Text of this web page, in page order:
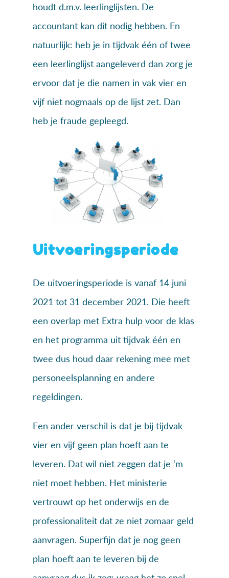
houdt d.m.v. leerlinglijsten. De
accountant kan dit nodig hebben. En
natuurlijk: heb je in tijdvak één of twee
een leerlinglijst aangeleverd dan zorg je
ervoor dat je die namen in vak vier en
vijf niet nogmaals op de lijst zet. Dan
heb je fraude gepleegd.
Uitvoeringsperiode
De uitvoeringsperiode is vanaf 14 juni
2021 tot 31 december 2021. Die heeft
een overlap met Extra hulp voor de klas
en het programma uit tijdvak één en
twee dus houd daar rekening mee met
personeelsplanning en andere
regeldingen.
Een ander verschil is dat je bij tijdvak
vier en vijf geen plan hoeft aan te
leveren. Dat wil niet zeggen dat je ‘m
niet moet hebben. Het ministerie
vertrouwt op het onderwijs en de
professionaliteit dat ze niet zomaar geld
aanvragen. Superfijn dat je nog geen
plan hoeft aan te leveren bij de